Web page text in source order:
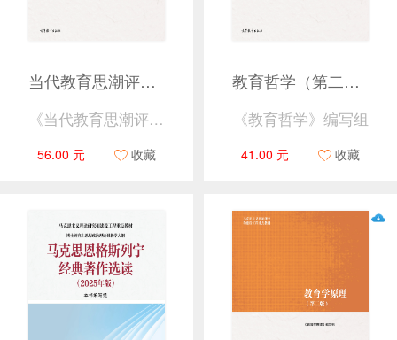
当代教育思潮评析（第二版）
《当代教育思潮评析》编写组
56.00 元 收藏
教育哲学（第二版）
《教育哲学》编写组
41.00 元 收藏